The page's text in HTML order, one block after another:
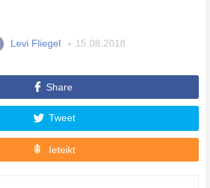
Levi Fliegel 15.08.2018
Share
Tweet
Ieteikt